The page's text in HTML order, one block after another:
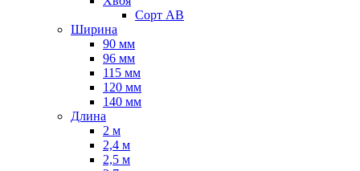
Сорт AB
Ширина
90 мм
96 мм
115 мм
120 мм
140 мм
Длина
2 м
2,4 м
2,5 м